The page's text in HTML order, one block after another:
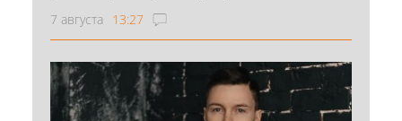
7 августа 13:27